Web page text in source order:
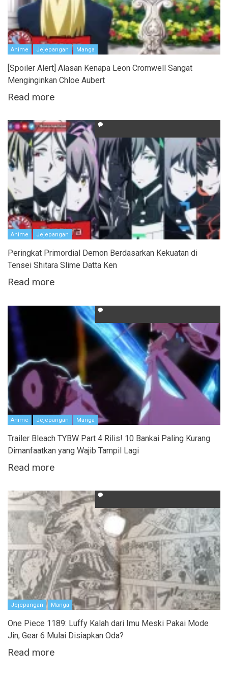
Anime Jejepangan Manga
[Spoiler Alert] Alasan Kenapa Leon Cromwell Sangat
Menginginkan Chloe Aubert
Read more
Anime Jejepangan
Peringkat Primordial Demon Berdasarkan Kekuatan di
Tensei Shitara Slime Datta Ken
Read more
Anime Jejepangan Manga
Trailer Bleach TYBW Part 4 Rilis! 10 Bankai Paling Kurang
Dimanfaatkan yang Wajib Tampil Lagi
Read more
Jejepangan Manga
One Piece 1189: Luffy Kalah dari Imu Meski Pakai Mode
Jin, Gear 6 Mulai Disiapkan Oda?
Read more